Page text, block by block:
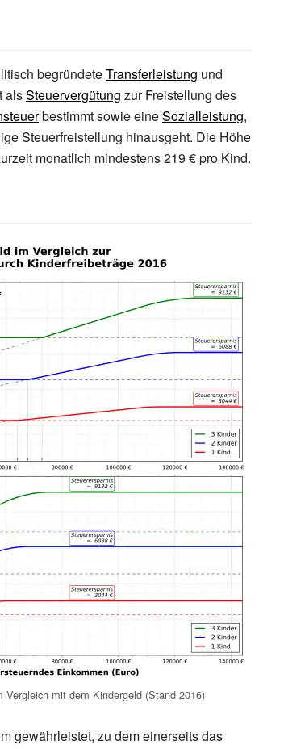
begründeteTransferleistung und
alsSteuervergütung zur Freistellung des
bestimmt sowie eineSozialleistung,
Steuerfreistellung hinausgeht. Die Höhe
monatlich mindestens 219 € pro Kind.
mit dem Kindergeld (Stand 2016)
gewährleistet, zu dem einerseits das